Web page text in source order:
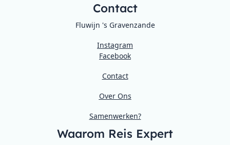
Contact
Fluwijn 's Gravenzande
Instagram
Facebook
Contact
Over Ons
Samenwerken?
Waarom Reis Expert